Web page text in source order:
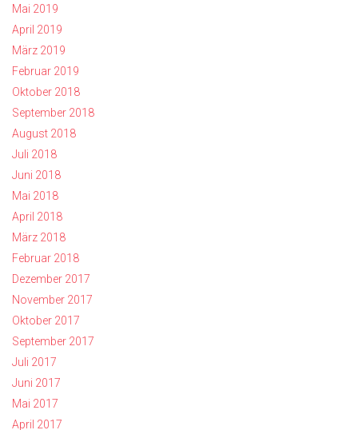
Mai 2019
April 2019
März 2019
Februar 2019
Oktober 2018
September 2018
August 2018
Juli 2018
Juni 2018
Mai 2018
April 2018
März 2018
Februar 2018
Dezember 2017
November 2017
Oktober 2017
September 2017
Juli 2017
Juni 2017
Mai 2017
April 2017